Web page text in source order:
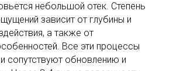
небольшой отек. Степень
зависит от глубины и
а также от
Все эти процессы
сопутствуют обновлению и